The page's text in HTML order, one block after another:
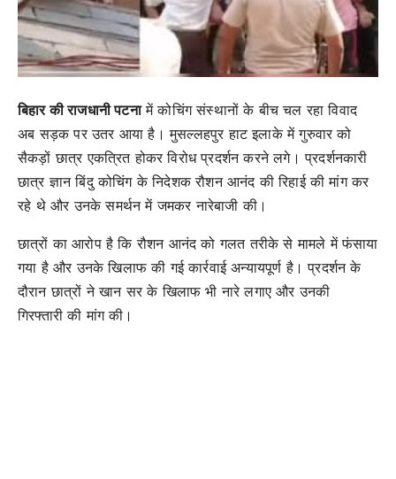
बिहार की राजधानी पटनामें कोचिंग संस्थानों के बीच चल रहा विवाद
अब सड़क पर उतर आया है। मुसल्लहपुर हाट इलाके में गुरुवार को
सैकड़ों छात्र एकत्रित होकर विरोध प्रदर्शन करने लगे। प्रदर्शनकारी
छात्र ज्ञान बिंदु कोचिंग के निदेशक रौशन आनंद की रिहाई की मांग कर
रहे थे और उनके समर्थन में जमकर नारेबाजी की।
छात्रों का आरोप है कि रौशन आनंद को गलत तरीके से मामले में फंसाया
गया है और उनके खिलाफ की गई कार्रवाई अन्यायपूर्ण है। प्रदर्शन के
दौरान छात्रों ने खान सर के खिलाफ भी नारे लगाए और उनकी
गिरफ्तारी की मांग की।